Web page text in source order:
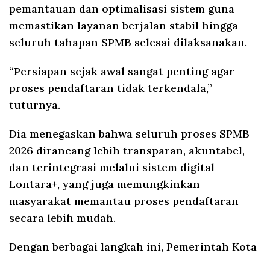
pemantauan dan optimalisasi sistem guna
memastikan layanan berjalan stabil hingga
seluruh tahapan SPMB selesai dilaksanakan.
“Persiapan sejak awal sangat penting agar
proses pendaftaran tidak terkendala,”
tuturnya.
Dia menegaskan bahwa seluruh proses SPMB
2026 dirancang lebih transparan, akuntabel,
dan terintegrasi melalui sistem digital
Lontara+, yang juga memungkinkan
masyarakat memantau proses pendaftaran
secara lebih mudah.
Dengan berbagai langkah ini, Pemerintah Kota